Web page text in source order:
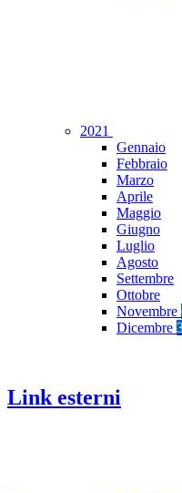
2021
Gennaio
Febbraio
Marzo
Aprile
Maggio
Giugno
Luglio
Agosto
Settembre
Ottobre
Novembre
Dicembre
Link esterni